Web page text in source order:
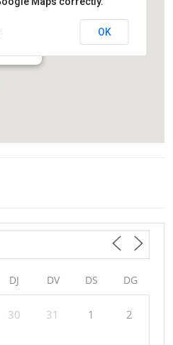
Catalans
OK
DJ DV DS DG
30 31 1 2